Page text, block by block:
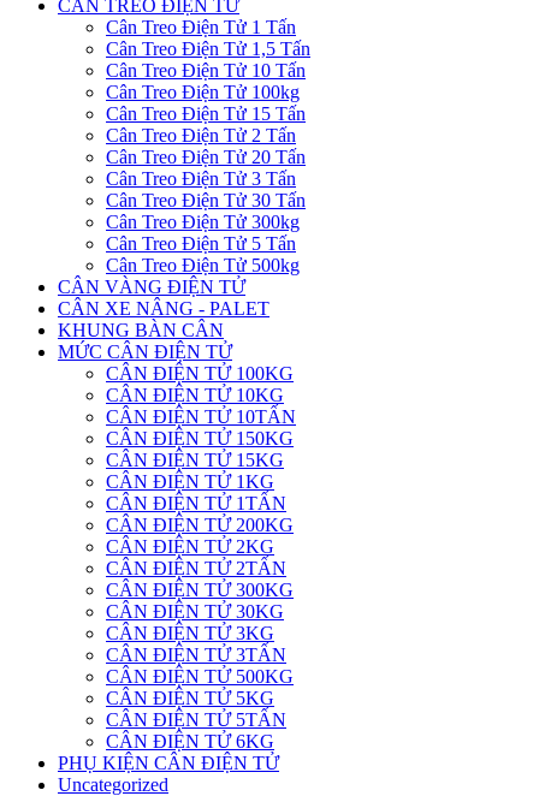
CÂN TREO ĐIỆN TỬ
Cân Treo Điện Tử 1 Tấn
Cân Treo Điện Tử 1,5 Tấn
Cân Treo Điện Tử 10 Tấn
Cân Treo Điện Tử 100kg
Cân Treo Điện Tử 15 Tấn
Cân Treo Điện Tử 2 Tấn
Cân Treo Điện Tử 20 Tấn
Cân Treo Điện Tử 3 Tấn
Cân Treo Điện Tử 30 Tấn
Cân Treo Điện Tử 300kg
Cân Treo Điện Tử 5 Tấn
Cân Treo Điện Tử 500kg
CÂN VÀNG ĐIỆN TỬ
CÂN XE NÂNG - PALET
KHUNG BÀN CÂN
MỨC CÂN ĐIỆN TỬ
CÂN ĐIỆN TỬ 100KG
CÂN ĐIỆN TỬ 10KG
CÂN ĐIỆN TỬ 10TẤN
CÂN ĐIỆN TỬ 150KG
CÂN ĐIỆN TỬ 15KG
CÂN ĐIỆN TỬ 1KG
CÂN ĐIỆN TỬ 1TẤN
CÂN ĐIỆN TỬ 200KG
CÂN ĐIỆN TỬ 2KG
CÂN ĐIỆN TỬ 2TẤN
CÂN ĐIỆN TỬ 300KG
CÂN ĐIỆN TỬ 30KG
CÂN ĐIỆN TỬ 3KG
CÂN ĐIỆN TỬ 3TẤN
CÂN ĐIỆN TỬ 500KG
CÂN ĐIỆN TỬ 5KG
CÂN ĐIỆN TỬ 5TẤN
CÂN ĐIỆN TỬ 6KG
PHỤ KIỆN CÂN ĐIỆN TỬ
Uncategorized